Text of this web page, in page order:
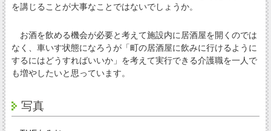
を講じることが大事なことではないでしょうか。
お酒を飲める機会が必要と考えて施設内に居酒屋を開くのでは
なく、車いす状態になろうが「町の居酒屋に飲みに行けるように
するにはどうすればいいか」を考えて実行できる介護職を一人で
も増やしたいと思っています。
写真